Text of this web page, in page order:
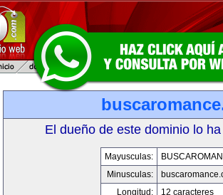
El dueño de este dominio lo
Mayusculas:
Minusculas:
Longitud:
12 caracteres